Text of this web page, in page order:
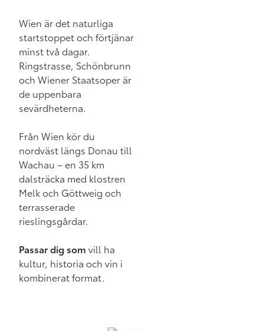
Wien är det naturliga
startstoppet och förtjänar
minst två dagar.
Ringstrasse, Schönbrunn
och Wiener Staatsoper är
de uppenbara
sevärdheterna.
Från Wien kör du
nordväst längs Donau till
Wachau – en 35 km
dalsträcka med klostren
Melk och Göttweig och
terrasserade
rieslingsgårdar.
Passar dig som vill ha
kultur, historia och vin i
kombinerat format.